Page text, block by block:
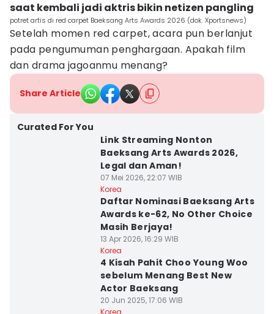
saat kembali jadi aktris bikin netizen pangling
potret artis di red carpet Baeksang Arts Awards 2026 (dok. Xportsnews)
Setelah momen red carpet, acara pun berlanjut
pada pengumuman penghargaan. Apakah film
dan drama jagoanmu menang?
Share Article
Curated For You
Link Streaming Nonton
Baeksang Arts Awards 2026,
Legal dan Aman!
07 Mei 2026, 22:07 WIB
Korea
Daftar Nominasi Baeksang Arts
Awards ke-62, No Other Choice
Masih Berjaya!
13 Apr 2026, 16:29 WIB
Korea
4 Kisah Pahit Choo Young Woo
sebelum Menang Best New
Actor Baeksang
20 Jun 2025, 17:06 WIB
Korea